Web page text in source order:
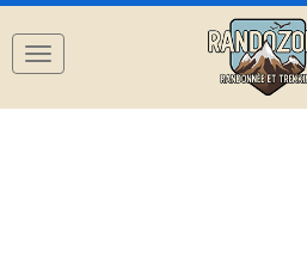
Navigation